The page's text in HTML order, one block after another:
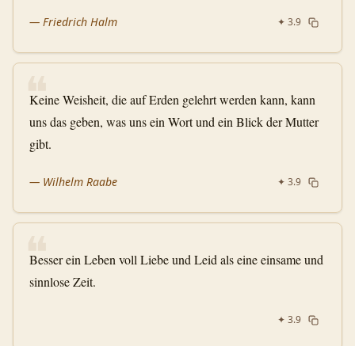
— Friedrich Halm ✦ 3.9
❝
Keine Weisheit, die auf Erden gelehrt werden kann, kann
uns das geben, was uns ein Wort und ein Blick der Mutter
gibt.
— Wilhelm Raabe ✦ 3.9
❝
Besser ein Leben voll Liebe und Leid als eine einsame und
sinnlose Zeit.
✦ 3.9